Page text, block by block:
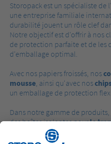
Storopack est un spécialiste
une entreprise familiale
durabilité jouent un rôle clef
Notre objectif est d'offrir à nos
de protection parfaite et de les
d'emballage optimal.
Avec nos papiers froissés, nos
mousse, ainsi qu'avec nos
un emballage de protection
Dans notre gamme de
des boîtes isolantes pourle
des emballages de
pièces techniques moulées